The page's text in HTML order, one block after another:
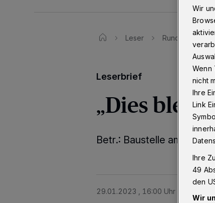
Leser Rundschau-
Leserbrief
„Dies
Betr.: Baustelle am
29.01.2023 , 16:00 Uhr
Wir
Wenn
nicht
Ihre
Link
Ihre
49
den
Wir